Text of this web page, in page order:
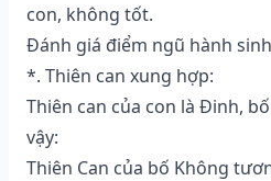
con, không tốt.
Đánh giá điểm ngũ hành
*. Thiên can xung hợp:
Thiên can của con là Đinh,
vậy:
Thiên Can của bố Không